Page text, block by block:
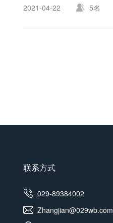
2021-04-22 5名
联系方式
029-89384002
Zhangjian@029wb.com